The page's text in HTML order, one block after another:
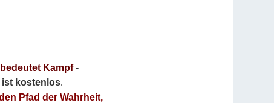
Kampf-
ist kostenlos.
Pfad der Wahrheit,